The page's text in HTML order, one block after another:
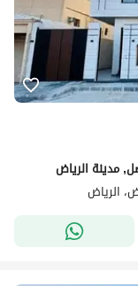
مدينة الرياض
الرياض